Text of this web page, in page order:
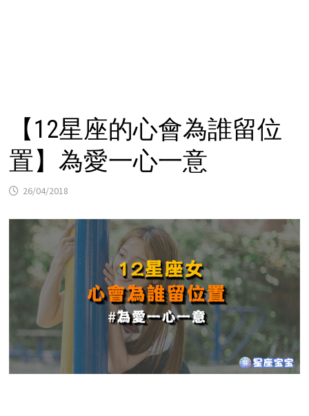
【12星座的心會為誰留位
置】為愛一心一意
26/04/2018